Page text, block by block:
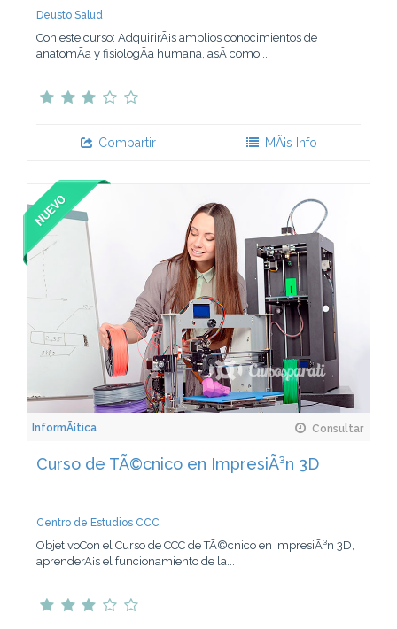
Deusto Salud
Con este curso: AdquirirÃ¡s amplios conocimientos de
anatomÃ­a y fisiologÃ­a humana, asÃ­ como...
Compartir MÃ¡s Info
InformÃ¡tica Consultar
Curso de TÃ©cnico en ImpresiÃ³n 3D
Centro de Estudios CCC
ObjetivoCon el Curso de CCC de TÃ©cnico en ImpresiÃ³n 3D,
aprenderÃ¡s el funcionamiento de la...